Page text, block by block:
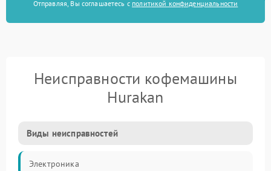
Отправляя, Вы соглашаетесь с политикой конфиденциальности
Неисправности кофемашины
Hurakan
Виды неисправностей
Электроника